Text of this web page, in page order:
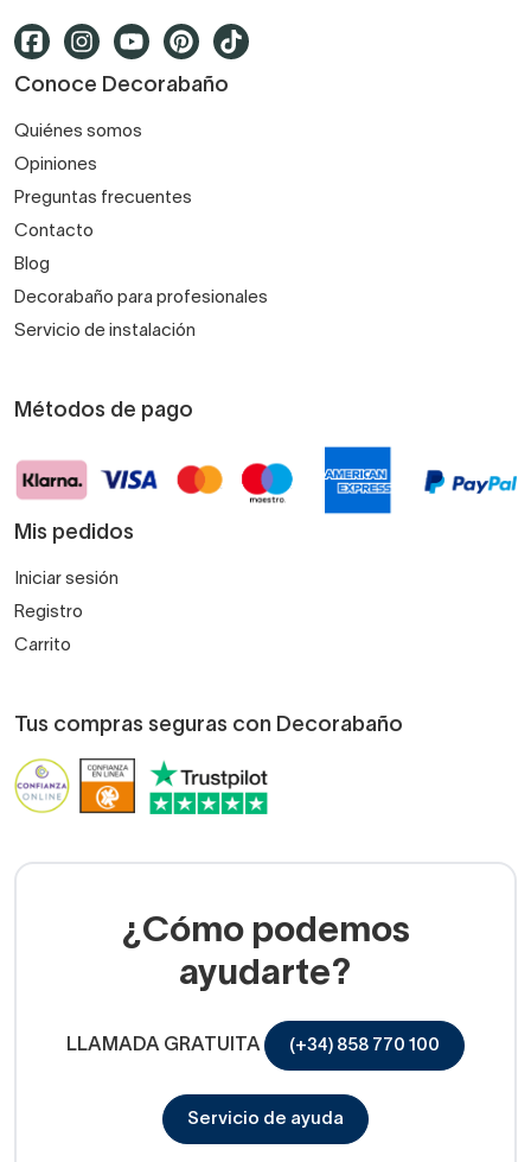
Conoce Decorabaño
Quiénes somos
Opiniones
Preguntas frecuentes
Contacto
Blog
Decorabaño para profesionales
Servicio de instalación
Métodos de pago
Mis pedidos
Iniciar sesión
Registro
Carrito
Tus compras seguras con Decorabaño
¿Cómo podemos
ayudarte?
LLAMADA GRATUITA (+34) 858 770 100
Servicio de ayuda